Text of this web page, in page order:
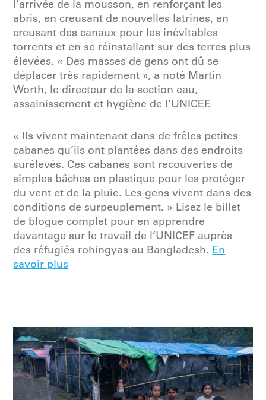
l'arrivée de la mousson, en renforçant les
abris, en creusant de nouvelles latrines, en
creusant des canaux pour les inévitables
torrents et en se réinstallant sur des terres plus
élevées. « Des masses de gens ont dû se
déplacer très rapidement », a noté Martin
Worth, le directeur de la section eau,
assainissement et hygiène de l'UNICEF.
« Ils vivent maintenant dans de frêles petites
cabanes qu’ils ont plantées dans des endroits
surélevés. Ces cabanes sont recouvertes de
simples bâches en plastique pour les protéger
du vent et de la pluie. Les gens vivent dans des
conditions de surpeuplement. » Lisez le billet
de blogue complet pour en apprendre
davantage sur le travail de l’UNICEF auprès
des réfugiés rohingyas au Bangladesh. En
savoir plus